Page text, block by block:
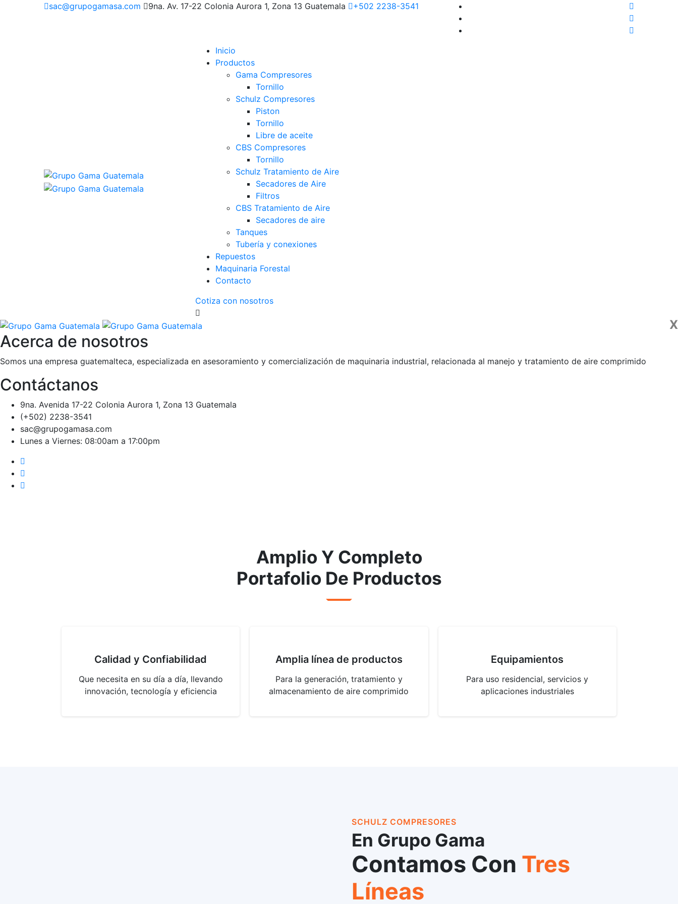
sac@grupogamasa.com 9na. Av. 17-22 Colonia Aurora 1, Zona 13 Guatemala +502 2238-3541
Inicio
Productos
Gama Compresores
Tornillo
Schulz Compresores
Piston
Tornillo
Libre de aceite
CBS Compresores
Tornillo
Schulz Tratamiento de Aire
Secadores de Aire
Filtros
CBS Tratamiento de Aire
Secadores de aire
Tanques
Tubería y conexiones
Repuestos
Maquinaria Forestal
Contacto
Cotiza con nosotros
X
Acerca de nosotros
Somos una empresa guatemalteca, especializada en asesoramiento y comercialización de maquinaria industrial, relacionada al manejo y tratamiento de aire comprimido
Contáctanos
9na. Avenida 17-22 Colonia Aurora 1, Zona 13 Guatemala
(+502) 2238-3541
sac@grupogamasa.com
Lunes a Viernes: 08:00am a 17:00pm
Amplio Y Completo
Portafolio De Productos
Calidad y Confiabilidad
Que necesita en su día a día, llevando
innovación, tecnología y eficiencia
Amplia línea de productos
Para la generación, tratamiento y
almacenamiento de aire comprimido
Equipamientos
Para uso residencial, servicios y
aplicaciones industriales
SCHULZ COMPRESORES
En Grupo Gama
Contamos Con Tres
Líneas